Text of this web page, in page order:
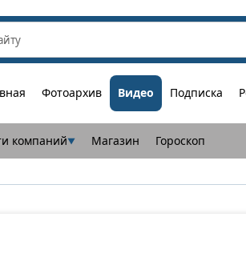
Фотоархив Видео Подписка
компаний▼ Магазин Гороскоп